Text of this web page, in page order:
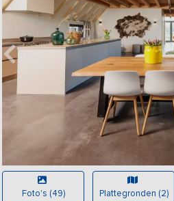
Foto's (49) Plattegronden (2)